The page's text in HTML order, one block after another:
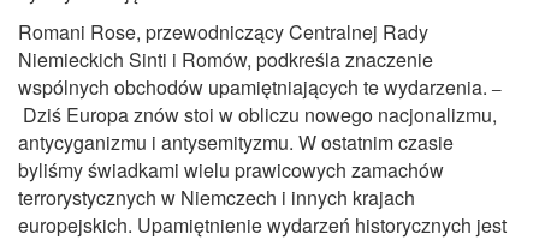
Romani Rose, przewodniczący Centralnej Rady
Niemieckich Sinti i Romów, podkreśla znaczenie
wspólnych obchodów upamiętniających te wydarzenia. –
Dziś Europa znów stoi w obliczu nowego nacjonalizmu,
antycyganizmu i antysemityzmu. W ostatnim czasie
byliśmy świadkami wielu prawicowych zamachów
terrorystycznych w Niemczech i innych krajach
europejskich. Upamiętnienie wydarzeń historycznych jest